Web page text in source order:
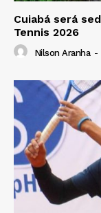
Cuiabá será
Tennis 2026
Nilson Aranha -